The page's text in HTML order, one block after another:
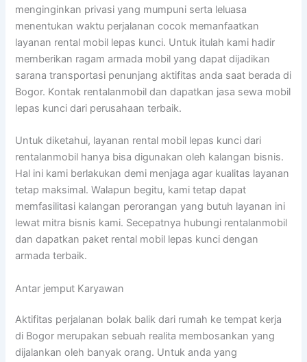
menginginkan privasi yang mumpuni serta leluasa
menentukan waktu perjalanan cocok memanfaatkan
layanan rental mobil lepas kunci. Untuk itulah kami hadir
memberikan ragam armada mobil yang dapat dijadikan
sarana transportasi penunjang aktifitas anda saat berada di
Bogor. Kontak rentalanmobil dan dapatkan jasa sewa mobil
lepas kunci dari perusahaan terbaik.
Untuk diketahui, layanan rental mobil lepas kunci dari
rentalanmobil hanya bisa digunakan oleh kalangan bisnis.
Hal ini kami berlakukan demi menjaga agar kualitas layanan
tetap maksimal. Walapun begitu, kami tetap dapat
memfasilitasi kalangan perorangan yang butuh layanan ini
lewat mitra bisnis kami. Secepatnya hubungi rentalanmobil
dan dapatkan paket rental mobil lepas kunci dengan
armada terbaik.
Antar jemput Karyawan
Aktifitas perjalanan bolak balik dari rumah ke tempat kerja
di Bogor merupakan sebuah realita membosankan yang
dijalankan oleh banyak orang. Untuk anda yang